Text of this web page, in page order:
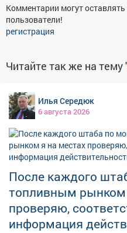
Комментарии могут
пользователи!
регистрация
Читайте так же на тему
Илья Середюк
6 августа 2026
После каждого
топливным рынком
проверяю,
информация